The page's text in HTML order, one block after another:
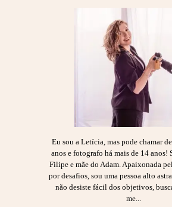
Eu sou a Letícia, mas pode chamar
anos e fotografo há mais de 14 anos!
Filipe e mãe do Adam. Apaixonada
por desafios, sou uma pessoa alto
não desiste fácil dos objetivos,
me...